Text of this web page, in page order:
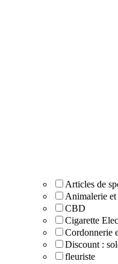
Articles de
Animalerie et
CBD
Cigarette
Cordonnerie
Discount :
fleuriste